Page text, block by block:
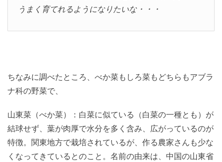
うまく育てれるようになりたいな・・・
ちなみに調べたところ、べか菜もしろ菜もどちらもアブラ
ナ科の野菜で、
山東菜（べか菜）：白菜に似ている（白菜の一種とも）が
結球せず、葉が肉厚で水分を多く含み、広がっているのが
特徴。関東地方で栽培されているが、作る農家さんも少な
くなってきているとのこと。名前の由来は、中国の山東省